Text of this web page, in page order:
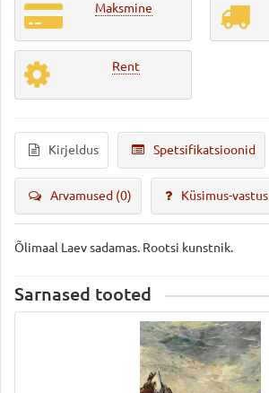
Maksmine
Rent
Kirjeldus Spetsifikatsioonid
Arvamused (0) Küsimus-vastus
Õlimaal Laev sadamas. Rootsi kunstnik.
Sarnased tooted